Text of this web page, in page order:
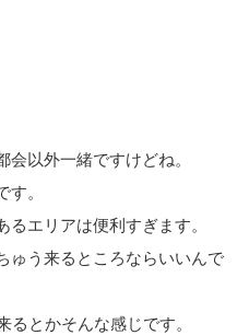
以外一緒ですけどね。
。
エリアは便利すぎます。
ゅう来るところならいいんで
るとかそんな感じです。